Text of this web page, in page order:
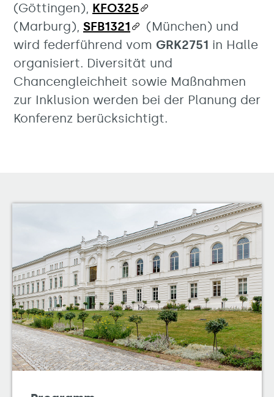
(Göttingen), KFO325
(Marburg), SFB1321
(München) und
wird federführend vom GRK2751 in Halle
organisiert. Diversität und
Chancengleichheit sowie Maßnahmen
zur Inklusion werden bei der Planung der
Konferenz berücksichtigt.